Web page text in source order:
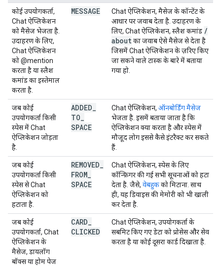
कोई उपयोगकर्ता,
Chat ऐप्लिकेशन
को मैसेज भेजता है.
उदाहरण के लिए,
Chat ऐप्लिकेशन
को @mention
करता है या स्लैश
कमांड का इस्तेमाल
करता है.
MESSAGE
Chat ऐप्लिकेशन, मैसेज के कॉन्टेंट के
आधार पर जवाब देता है. उदाहरण के
लिए, Chat ऐप्लिकेशन, स्लैश कमांड /
about का जवाब ऐसे मैसेज से देता है
जिसमें Chat ऐप्लिकेशन के ज़रिए किए
जा सकने वाले टास्क के बारे में बताया
गया हो.
जब कोई
उपयोगकर्ता किसी
स्पेस में Chat
ऐप्लिकेशन जोड़ता
है.
ADDED
TO
SPACE
Chat ऐप्लिकेशन, ऑनबोर्डिंग मैसेज
भेजता है. इसमें बताया जाता है कि
ऐप्लिकेशन क्या करता है और स्पेस में
मौजूद लोग इससे कैसे इंटरैक्ट कर सकते
हैं.
जब कोई
उपयोगकर्ता किसी
स्पेस से Chat
ऐप्लिकेशन को
हटाता है.
REMOVED
FROM
SPACE
Chat ऐप्लिकेशन, स्पेस के लिए
कॉन्फ़िगर की गई सभी सूचनाओं को हटा
देता है. जैसे, वेबहुकको मिटाना. साथ
ही, यह डिवाइस की मेमोरी को भी खाली
कर देता है.
जब कोई
उपयोगकर्ता, Chat
ऐप्लिकेशन के
मैसेज, डायलॉग
बॉक्स या होम पेज
CARD
CLICKED
Chat ऐप्लिकेशन, उपयोगकर्ता के
सबमिट किए गए डेटा को प्रोसेस और सेव
करता है या कोई दूसरा कार्ड दिखाता है.